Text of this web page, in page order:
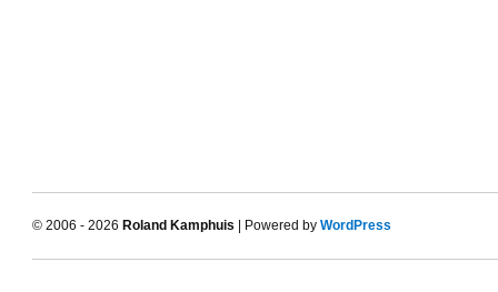
© 2006 - 2026 Roland Kamphuis | Powered by WordPress